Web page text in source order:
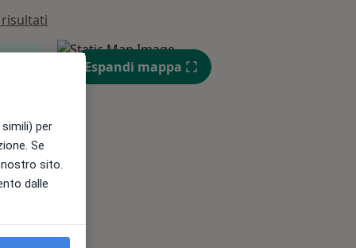
Lun,
10 Ago
Espandi mappa
per
Se
sito.
dalle